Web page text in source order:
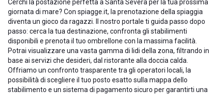
Cerchi la postazione perfetta a Santa Severa per la tua prossima
giornata di mare? Con spiagge.it, la prenotazione della spiaggia
diventa un gioco da ragazzi. Il nostro portale ti guida passo dopo
passo: cerca la tua destinazione, confronta gli stabilimenti
disponibili e prenota il tuo ombrellone con la massima facilità.
Potrai visualizzare una vasta gamma di lidi della zona, filtrando in
base ai servizi che desideri, dal ristorante alla doccia calda.
Offriamo un confronto trasparente tra gli operatori locali, la
possibilità di scegliere il tuo posto esatto sulla mappa dello
stabilimento e un sistema di pagamento sicuro per garantirti una